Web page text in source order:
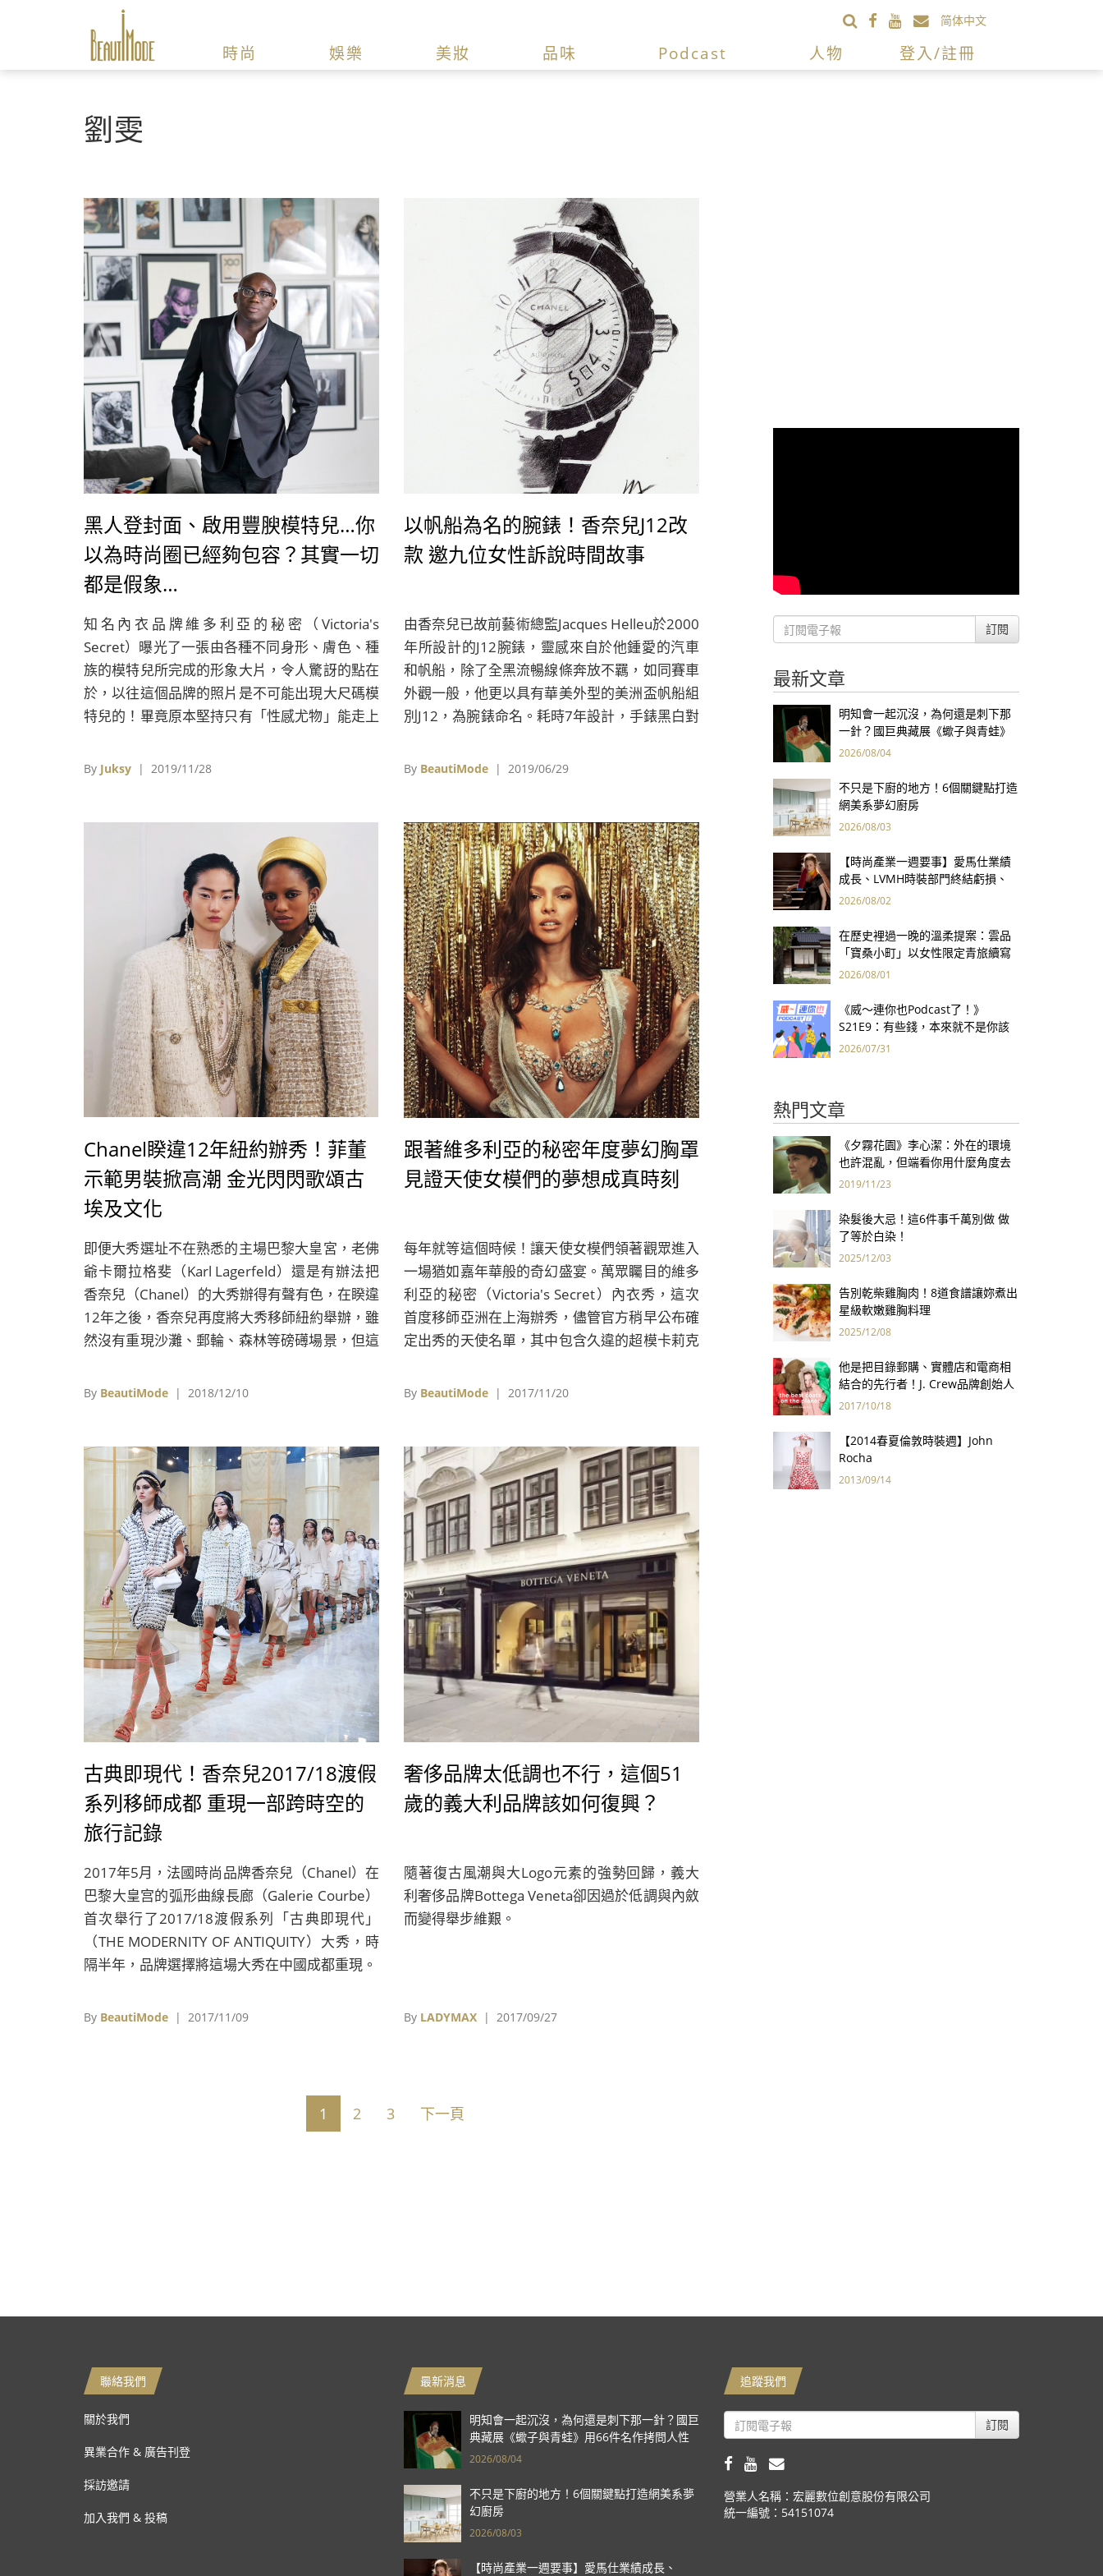
简体中文
時尚 娛樂 美妝 品味 Podcast 人物 登入/註冊
劉雯
黑人登封面、啟用豐腴模特兒…你
以為時尚圈已經夠包容？其實一切
都是假象…
知名內衣品牌維多利亞的秘密（Victoria's
Secret）曝光了一張由各種不同身形、膚色、種
族的模特兒所完成的形象大片，令人驚訝的點在
於，以往這個品牌的照片是不可能出現大尺碼模
特兒的！畢竟原本堅持只有「性感尤物」能走上
才足以和維多利亞的秘密沾上邊
By Juksy | 2019/11/28
以帆船為名的腕錶！香奈兒J12改
款 邀九位女性訴說時間故事
由香奈兒已故前藝術總監Jacques Helleu於2000
年所設計的J12腕錶，靈感來自於他鍾愛的汽車
和帆船，除了全黑流暢線條奔放不羈，如同賽車
外觀一般，他更以具有華美外型的美洲盃帆船組
別J12，為腕錶命名。耗時7年設計，手錶黑白對
（Gabrielle Chanel）低調奢華的時尚精神。因
典腕錶。
By BeautiMode | 2019/06/29
Chanel睽違12年紐約辦秀！菲董
示範男裝掀高潮 金光閃閃歌頌古
埃及文化
即便大秀選址不在熟悉的主場巴黎大皇宮，老佛
爺卡爾拉格斐（Karl Lagerfeld）還是有辦法把
香奈兒（Chanel）的大秀辦得有聲有色，在睽違
12年之後，香奈兒再度將大秀移師紐約舉辦，雖
然沒有重現沙灘、郵輪、森林等磅礡場景，但這
大秀直接空降紐約大都會博物館（The
閃閃且神秘的宏偉歷史。
By BeautiMode | 2018/12/10
跟著維多利亞的秘密年度夢幻胸罩
見證天使女模們的夢想成真時刻
每年就等這個時候！讓天使女模們領著觀眾進入
一場猶如嘉年華般的奇幻盛宴。萬眾矚目的維多
利亞的秘密（Victoria's Secret）內衣秀，這次
首度移師亞洲在上海辦秀，儘管官方稍早公布確
定出秀的天使名單，其中包含久違的超模卡莉克
Hadid）及妹妹貝拉哈蒂德（Bella Hadid），但
女模，除了原本的天使班底劉雯、何穗，去年加
入的奚夢瑤及雎曉雯之外，更加入了兩名新生代
女模陳瑜與謝欣，也使今年華裔女模的出場人數
達到歷年最高，讓這場大秀的東方色彩更顯濃
烈。
By BeautiMode | 2017/11/20
古典即現代！香奈兒2017/18渡假
系列移師成都 重現一部跨時空的
旅行記錄
2017年5月，法國時尚品牌香奈兒（Chanel）在
巴黎大皇宫的弧形曲線長廊（Galerie Courbe）
首次舉行了2017/18渡假系列「古典即現代」
（THE MODERNITY OF ANTIQUITY）大秀，時
隔半年，品牌選擇將這場大秀在中國成都重現。
By BeautiMode | 2017/11/09
奢侈品牌太低調也不行，這個51
歲的義大利品牌該如何復興？
隨著復古風潮與大Logo元素的強勢回歸，義大
利奢侈品牌Bottega Veneta卻因過於低調與內斂
而變得舉步維艱。
By LADYMAX | 2017/09/27
1 2 3 下一頁
訂閱
最新文章
明知會一起沉沒，為何還是刺下那
一針？國巨典藏展《蠍子與青蛙》
用66件名作拷問人性
2026/08/04
不只是下廚的地方！6個關鍵點打造
網美系夢幻廚房
2026/08/03
【時尚產業一週要事】愛馬仕業績
成長、LVMH時裝部門終結虧損、
Kering轉型策略初現成效、Prada
2026/08/02
在歷史裡過一晚的溫柔提案：雲品
「寶桑小町」以女性限定青旅續寫
台東老屋記憶
2026/08/01
《威～連你也Podcast了！》
S21E9：有些錢，本來就不是你該
賺的——讀《一個投機者的告白》
2026/07/31
熱門文章
《夕霧花園》李心潔：外在的環境
也許混亂，但端看你用什麼角度去
看世界
2019/11/23
染髮後大忌！這6件事千萬別做 做
了等於白染！
2025/12/03
告別乾柴雞胸肉！8道食譜讓妳煮出
星級軟嫩雞胸料理
2025/12/08
他是把目錄郵購、實體店和電商相
結合的先行者！J. Crew品牌創始人
Arthur Cinader去世，享年90歲
2017/10/18
【2014春夏倫敦時裝週】John
Rocha
2013/09/14
聯絡我們
關於我們
異業合作 & 廣告刊登
採訪邀請
加入我們 & 投稿
最新消息
明知會一起沉沒，為何還是刺下那一針？國巨
典藏展《蠍子與青蛙》用66件名作拷問人性
2026/08/04
不只是下廚的地方！6個關鍵點打造網美系夢
幻廚房
2026/08/03
【時尚產業一週要事】愛馬仕業績成長、
追蹤我們
訂閱
營業人名稱：宏麗數位創意股份有限公司
統一編號：54151074